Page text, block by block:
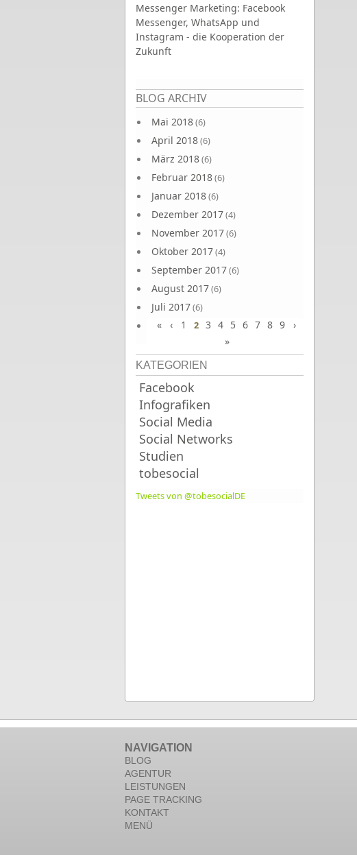
Messenger Marketing: Facebook
Messenger, WhatsApp und
Instagram - die Kooperation der
Zukunft
BLOG ARCHIV
Mai 2018(6)
April 2018(6)
März 2018(6)
Februar 2018(6)
Januar 2018(6)
Dezember 2017(4)
November 2017(6)
Oktober 2017(4)
September 2017(6)
August 2017(6)
Juli 2017(6)
Juni 2017 (6)
Seiten
« ‹ 1 2 3 4 5 6 7 8 9
›
»
KATEGORIEN
Facebook
Infografiken
Social Media
Social Networks
Studien
tobesocial
Tweets von @tobesocialDE
NAVIGATION
BLOG
AGENTUR
LEISTUNGEN
PAGE TRACKING
KONTAKT
MENÜ